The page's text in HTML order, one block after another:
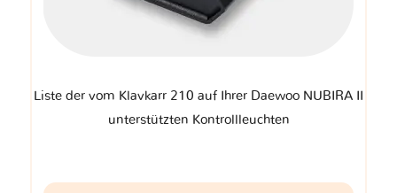
Liste der vom Klavkarr 210 auf Ihrer Daewoo NUBIRA II
unterstützten Kontrollleuchten